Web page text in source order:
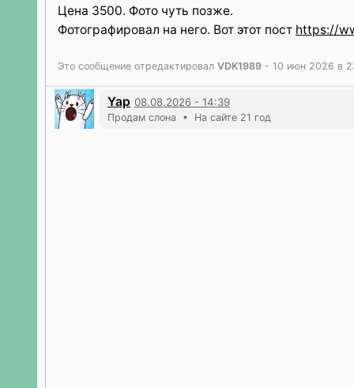
Цена 3500. Фото чуть позже.
Фотографировал на него. Вот этот пост https://
Это сообщение отредактировал VDK1989 - 10 июн 2026 в
Yap 08.08.2026 - 14:39
Продам слона • На сайте 21 год